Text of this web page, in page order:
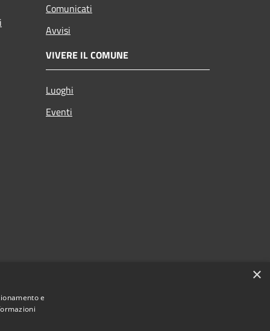
Comunicati
Avvisi
VIVERE IL COMUNE
Luoghi
Eventi
×
e